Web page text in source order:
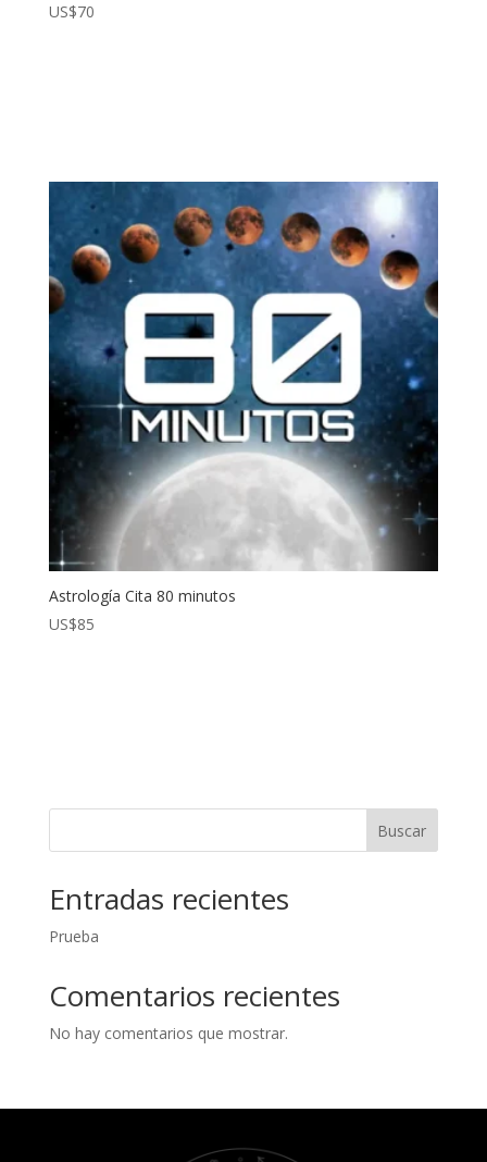
US$70
Astrología Cita 80 minutos
US$85
Buscar
Entradas recientes
Prueba
Comentarios recientes
No hay comentarios que mostrar.